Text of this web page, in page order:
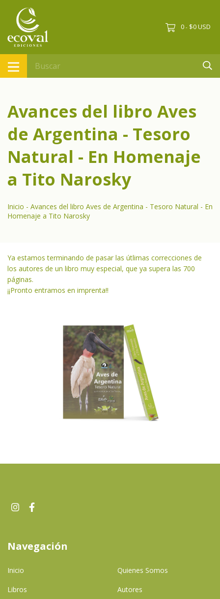
0 - $0 USD
Avances del libro Aves
de Argentina - Tesoro
Natural - En Homenaje
a Tito Narosky
Inicio - Avances del libro Aves de Argentina - Tesoro Natural - En
Homenaje a Tito Narosky
Ya estamos terminando de pasar las útlimas correcciones de
los autores de un libro muy especial, que ya supera las 700
páginas.
¡¡Pronto entramos en imprenta!!
Navegación
Inicio Quienes Somos
Libros Autores